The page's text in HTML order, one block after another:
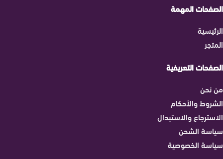
الصفحات المهمة
الرئيسية
المتجر
الصفحات التعريفية
من نحن
الشروط والأحكام
الاسترجاع والاستبدال
سياسة الشحن
سياسة الخصوصية